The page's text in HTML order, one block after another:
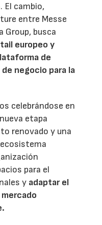
El cambio,
entre Messe
Group, busca
europeo y
de
negocio para la
celebrándose en
etapa
renovado y una
para el
y adaptar el